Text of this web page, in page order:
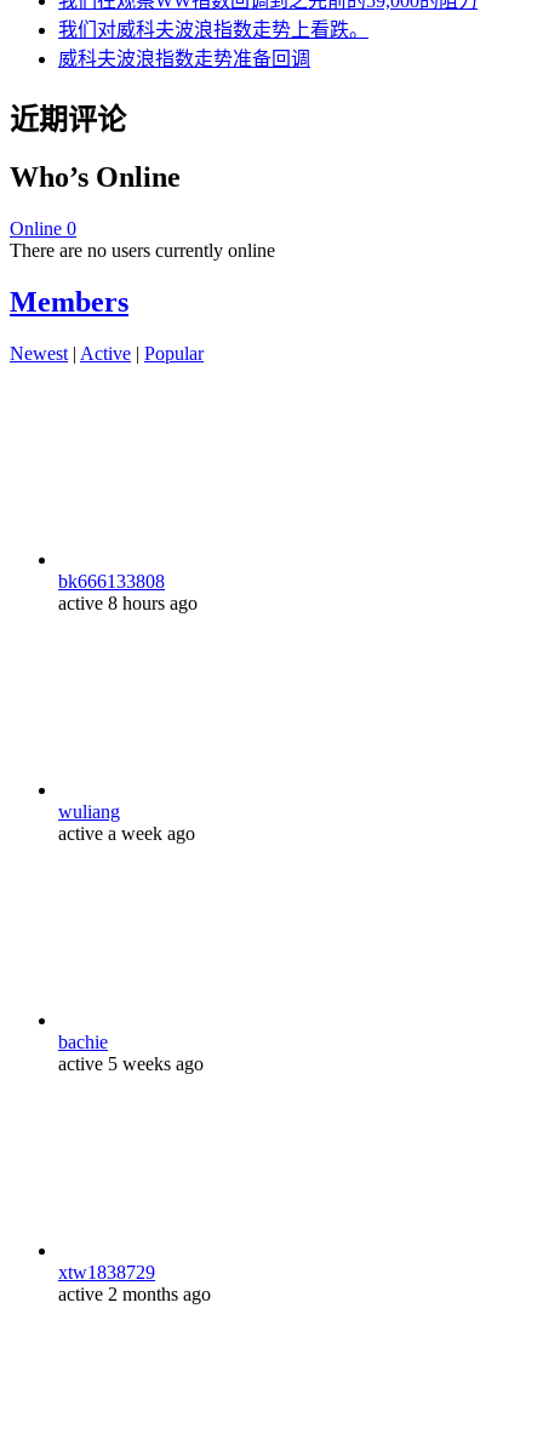
我们对威科夫波浪指数走势上看跌。
威科夫波浪指数走势准备回调
近期评论
Who’s Online
Online 0
There are no users currently online
Members
Newest | Active | Popular
bk666133808
active 8 hours ago
wuliang
active a week ago
bachie
active 5 weeks ago
xtw1838729
active 2 months ago